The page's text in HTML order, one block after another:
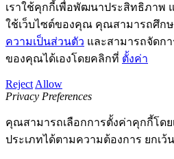
เราใช้คุกกี้เพื่อพัฒนาประสิทธิภาพ
ใช้เว็บไซต์ของคุณ คุณสามารถศึกษ
ความเป็นส่วนตัว และสามารถจัดก
ของคุณได้เองโดยคลิกที่ ตั้งค่า
Reject Allow
Privacy Preferences
คุณสามารถเลือกการตั้งค่าคุกกี้โด
ประเภทได้ตามความต้องการ ยกเว้